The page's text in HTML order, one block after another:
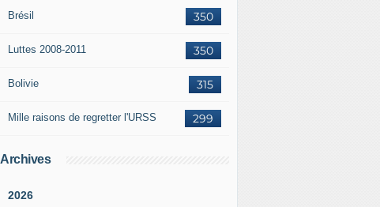
350
Brésil
350
Luttes 2008-2011
315
Bolivie
299
Mille raisons de regretter l'URSS
Archives
2026